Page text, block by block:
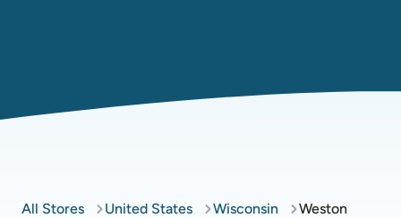
All Stores United States Wisconsin Weston